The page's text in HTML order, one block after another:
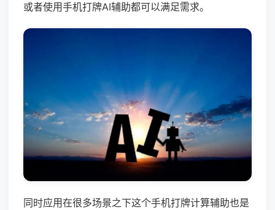
或者使用手机打牌AI辅助都可以满足需求。
同时应用在很多场景之下这个手机打牌计算辅助也是